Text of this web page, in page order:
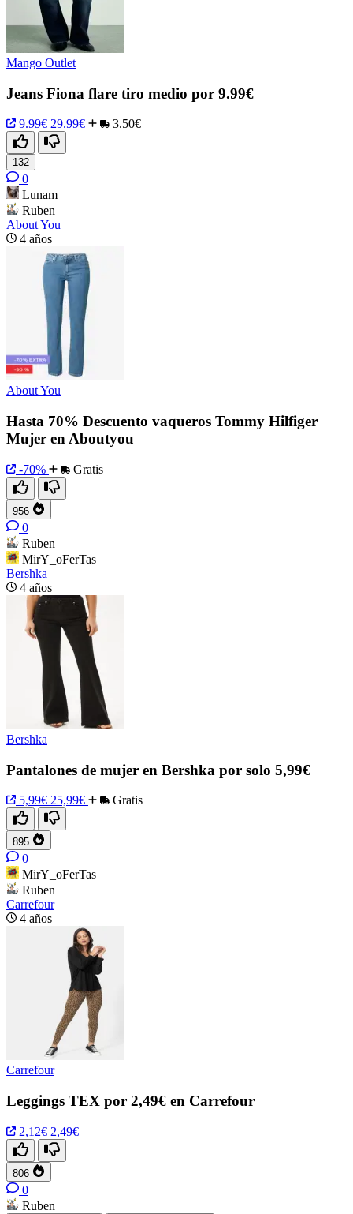
Mango Outlet
Jeans Fiona flare tiro medio por 9.99€
9.99€ 29.99€ 3.50€
132
0
Lunam
Ruben
About You
4 años
About You
Hasta 70% Descuento vaqueros Tommy Hilfiger
Mujer en Aboutyou
-70% Gratis
956
0
Ruben
MirY_oFerTas
Bershka
4 años
Bershka
Pantalones de mujer en Bershka por solo 5,99€
5,99€ 25,99€ Gratis
895
0
MirY_oFerTas
Ruben
Carrefour
4 años
Carrefour
Leggings TEX por 2,49€ en Carrefour
2,12€ 2,49€
806
0
Ruben